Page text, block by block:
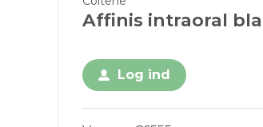
Affinis intraoral
Log ind